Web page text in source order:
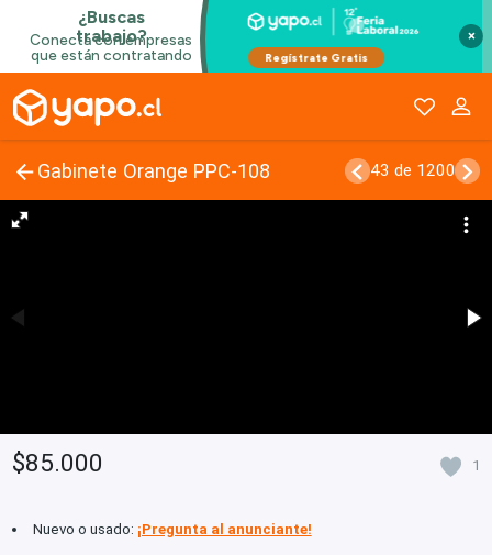
×
Gabinete Orange PPC-108 43 de 1200
$85.000 1
Nuevo o usado: ¡Pregunta al anunciante!